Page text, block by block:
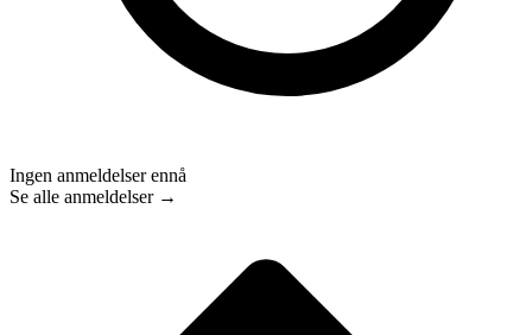
Ingen anmeldelser ennå
Se alle anmeldelser →